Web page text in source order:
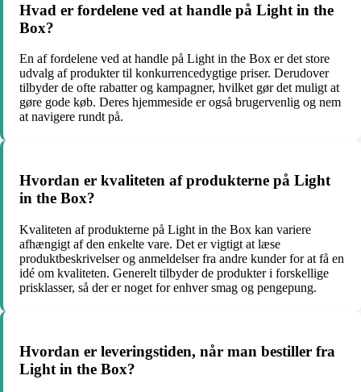
Hvad er fordelene ved at handle på Light in the
Box?
En af fordelene ved at handle på Light in the Box er det store
udvalg af produkter til konkurrencedygtige priser. Derudover
tilbyder de ofte rabatter og kampagner, hvilket gør det muligt at
gøre gode køb. Deres hjemmeside er også brugervenlig og nem
at navigere rundt på.
Hvordan er kvaliteten af produkterne på Light
in the Box?
Kvaliteten af produkterne på Light in the Box kan variere
afhængigt af den enkelte vare. Det er vigtigt at læse
produktbeskrivelser og anmeldelser fra andre kunder for at få en
idé om kvaliteten. Generelt tilbyder de produkter i forskellige
prisklasser, så der er noget for enhver smag og pengepung.
Hvordan er leveringstiden, når man bestiller fra
Light in the Box?